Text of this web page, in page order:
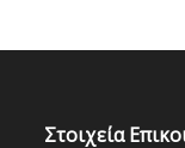
Στοιχεία